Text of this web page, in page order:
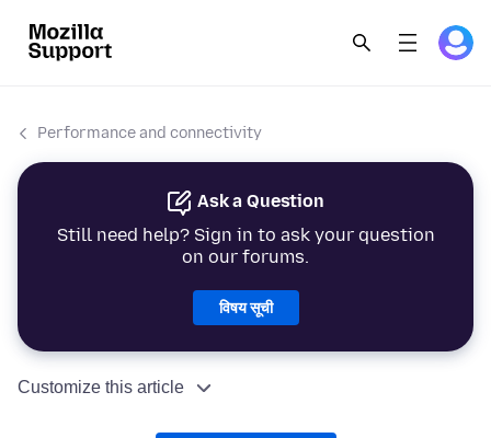
Performance and connectivity
Ask a Question
Still need help? Sign in to ask your question
on our forums.
विषय सूची
Customize this article